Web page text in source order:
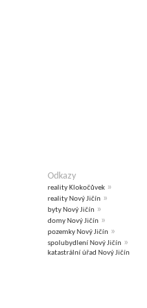
Odkazy
reality Klokočůvek »
reality Nový Jičín »
byty Nový Jičín »
domy Nový Jičín »
pozemky Nový Jičín »
spolubydlení Nový Jičín »
katastrální úřad Nový Jičín